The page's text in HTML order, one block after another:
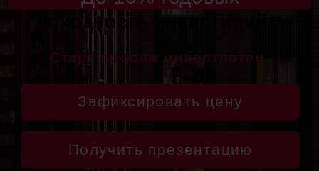
+7 (495) 104
Получить презентацию
**в зависимости от выбранной программы доходности. Более
подробно о программах доходности можно уточнить у менеджера.
Инвестпродукт нового поколения